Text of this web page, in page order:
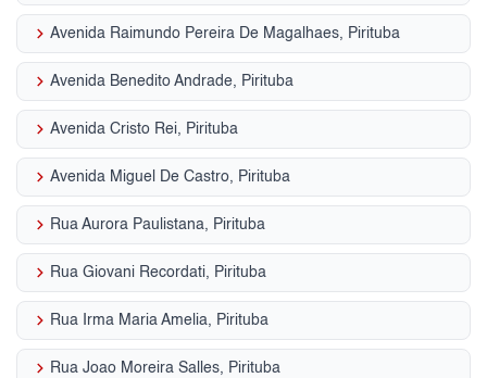
keyboard_arrow_right Avenida Raimundo Pereira De Magalhaes, Pirituba
keyboard_arrow_right Avenida Benedito Andrade, Pirituba
keyboard_arrow_right Avenida Cristo Rei, Pirituba
keyboard_arrow_right Avenida Miguel De Castro, Pirituba
keyboard_arrow_right Rua Aurora Paulistana, Pirituba
keyboard_arrow_right Rua Giovani Recordati, Pirituba
keyboard_arrow_right Rua Irma Maria Amelia, Pirituba
keyboard_arrow_right Rua Joao Moreira Salles, Pirituba